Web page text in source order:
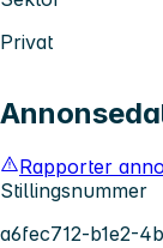
Privat
Rapporter
Stillingsnummer
a6fec712-b1e2-